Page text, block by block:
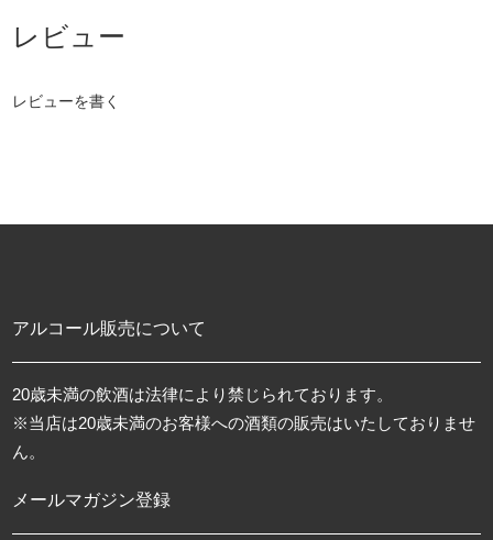
レビューを書く
アルコール販売について
20歳未満の飲酒は法律により禁じられております。
※当店は20歳未満のお客様への酒類の販売はいたしておりませ
ん。
メールマガジン登録